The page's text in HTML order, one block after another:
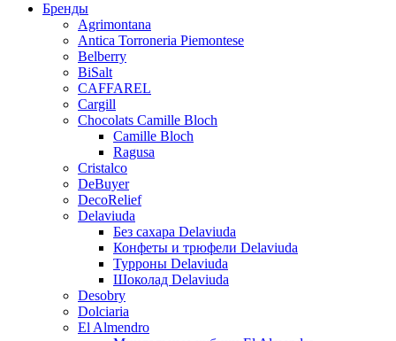
Бренды
Agrimontana
Antica Torroneria Piemontese
Belberry
BiSalt
CAFFAREL
Cargill
Chocolats Camille Bloch
Camille Bloch
Ragusa
Cristalco
DeBuyer
DecoRelief
Delaviuda
Без сахара Delaviuda
Конфеты и трюфели Delaviuda
Турроны Delaviuda
Шоколад Delaviuda
Desobry
Dolciaria
El Almendro